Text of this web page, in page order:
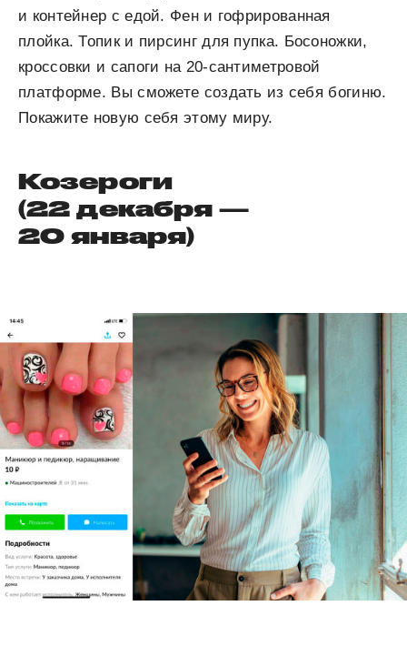
и контейнер с едой. Фен и гофрированная
плойка. Топик и пирсинг для пупка. Босоножки,
кроссовки и сапоги на 20-сантиметровой
платформе. Вы сможете создать из себя богиню.
Покажите новую себя этому миру.
Козероги
(22 декабря —
20 января)